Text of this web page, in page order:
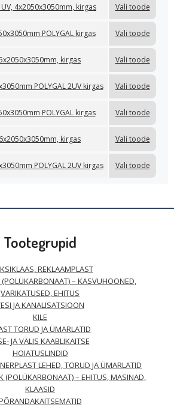
UV, 4x2050x3050mm, kirgas Vali toode
POLYGAL kirgas Vali toode
kirgas Vali toode
POLYGAL 2UV kirgas Vali toode
POLYGAL kirgas Vali toode
kirgas Vali toode
POLYGAL 2UV kirgas Vali toode
Tootegrupid
REKLAAMPLAST
(POLÜKARBONAAT) – KASVUHOONED,
VARIKATUSED, EHITUS
JA KANALISATSIOON
KILE
TORUD JA ÜMARLATID
JA VÄLIS KAABLIKAITSE
HOIATUSLINDID
LEHED, TORUD JA ÜMARLATID
(POLÜKARBONAAT) – EHITUS, MASINAD,
KLAASID